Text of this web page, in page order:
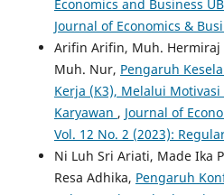
Economics and Business
Journal of Economics &
Arifin Arifin, Muh. Hermiraj
Muh. Nur, Pengaruh
Kerja (K3), Melalui
Karyawan , Journal of
Vol. 12 No. 2 (2023):
Ni Luh Sri Ariati, Made Ika
Resa Adhika, Pengaruh